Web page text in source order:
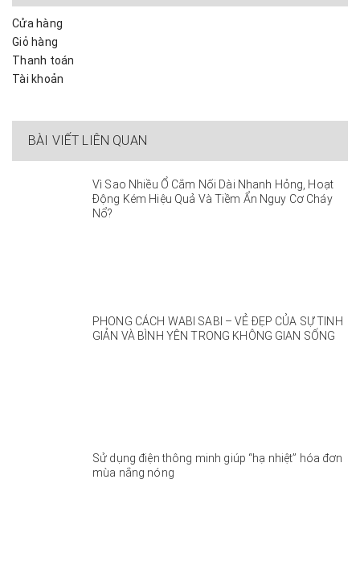
Cửa hàng
Giỏ hàng
Thanh toán
Tài khoản
BÀI VIẾT LIÊN QUAN
Vì Sao Nhiều Ổ Cắm Nối Dài Nhanh Hỏng, Hoạt
Động Kém Hiệu Quả Và Tiềm Ẩn Nguy Cơ Cháy
Nổ?
PHONG CÁCH WABI SABI – VẺ ĐẸP CỦA SỰ TINH
GIẢN VÀ BÌNH YÊN TRONG KHÔNG GIAN SỐNG
Sử dụng điện thông minh giúp “hạ nhiệt” hóa đơn
mùa nắng nóng